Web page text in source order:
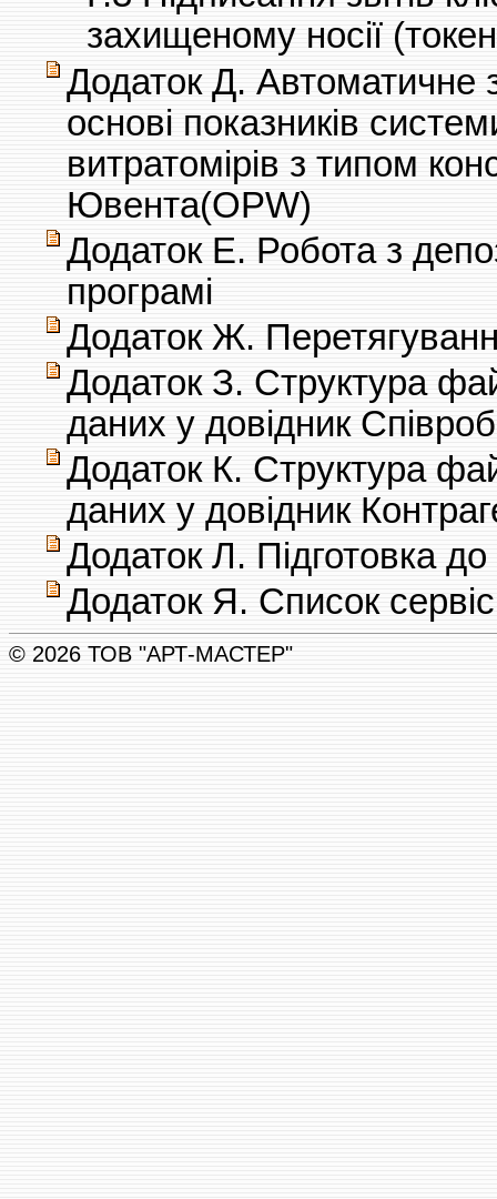
захищеному носії
Додаток Д. Автоматичне
основі показників
витратомірів з типом
Ювента(OPW)
Додаток Е. Робота з
програмі
Додаток Ж.
Додаток З. Структура
даних у довідник
Додаток К. Структура
даних у довідник
Додаток Л. Підготовка
Додаток Я. Список
© 2026 ТОВ "АРТ-МАСТЕР"